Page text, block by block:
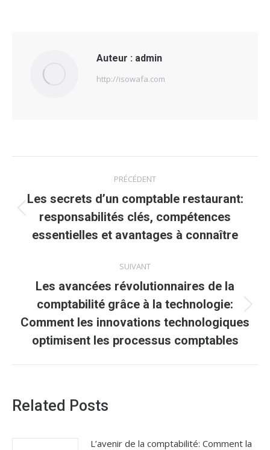
Auteur : admin
http://isowafa.com
article
PRÉCÉDENT
Article
précédent
Les secrets d’un comptable restaurant:
responsabilités clés, compétences
essentielles et avantages à connaître
SUIVANT
Article
suivant
:
Les avancées révolutionnaires de la
comptabilité grâce à la technologie:
Comment les innovations technologiques
optimisent les processus comptables
Related Posts
L’avenir de la comptabilité: Comment la